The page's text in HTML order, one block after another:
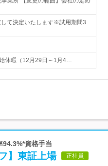
て決定いたします※試用期間3
休暇（12月29日～1月4…
94.3%*資格手当
】東証上場 正社員